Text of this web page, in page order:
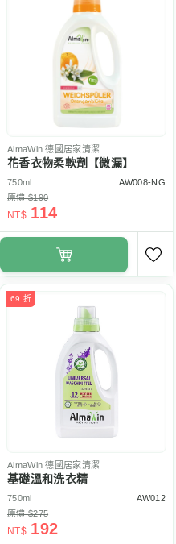
AlmaWin 德國居家清潔
花香衣物柔軟劑【微漏】
750ml
AW008-NG
原價 $190
NT$ 114
69 折
AlmaWin 德國居家清潔
基礎溫和洗衣精
750ml
AW012
原價 $275
NT$ 192